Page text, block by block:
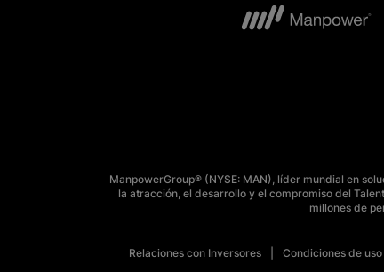
ManpowerGroup® (NYSE: MAN), líder mundial en
la atracción, el desarrollo y el compromiso del
millones de
Relaciones con Inversores Condiciones de uso